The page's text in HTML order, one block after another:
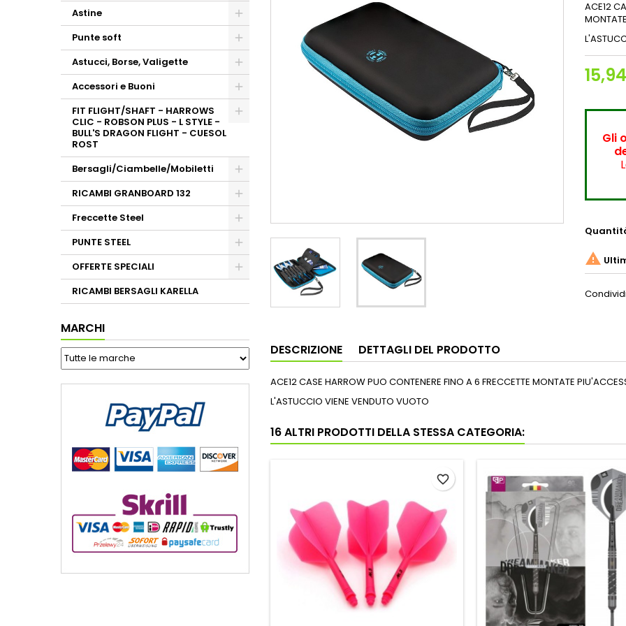
Astine
Punte soft
Astucci, Borse, Valigette
Accessori e Buoni
FIT FLIGHT/SHAFT - HARROWS
CLIC - ROBSON PLUS - L STYLE -
BULL'S DRAGON FLIGHT - CUESOL
ROST
Bersagli/Ciambelle/Mobiletti
RICAMBI GRANBOARD 132
Freccette Steel
PUNTE STEEL
OFFERTE SPECIALI
RICAMBI BERSAGLI KARELLA
MARCHI
ACE12
Gli

Condividi
DESCRIZIONE DETTAGLI DEL PRODOTTO
ACE12 CASE HARROW PUO CONTENERE FINO A 6 FRECCETTE MONTATE
L'ASTUCCIO VIENE VENDUTO VUOTO
16 ALTRI PRODOTTI DELLA STESSA CATEGORIA:
favorite_border